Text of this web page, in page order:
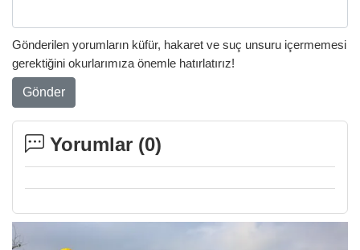
Gönderilen yorumların küfür, hakaret ve suç unsuru içermemesi
gerektiğini okurlarımıza önemle hatırlatırız!
Gönder
Yorumlar (0)